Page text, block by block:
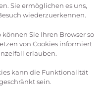
Sie ermöglichen es uns,
wiederzuerkennen.
Sie Ihren Browser so
von Cookies informiert
erlauben.
kann die Funktionalität
sein.